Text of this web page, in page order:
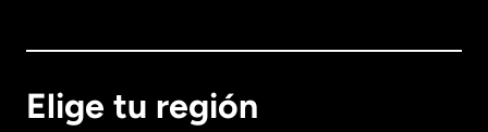
Elige tu región